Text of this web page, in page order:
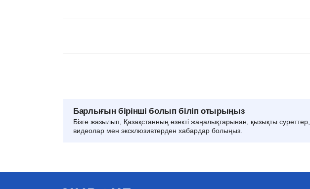
Барлығын бірінші болып біліп отырыңыз
Бізге жазылып, Қазақстанның өзекті жаңалықтарынан, қызықты суреттер,
видеолар мен эксклюзивтерден хабардар болыңыз.